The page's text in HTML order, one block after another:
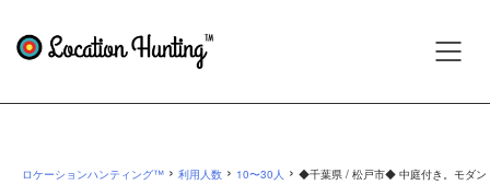
ロケーションハンティング™ › 利用人数 › 10〜30人 › ◆千葉県 / 松戸市◆ 中庭付き。モダン